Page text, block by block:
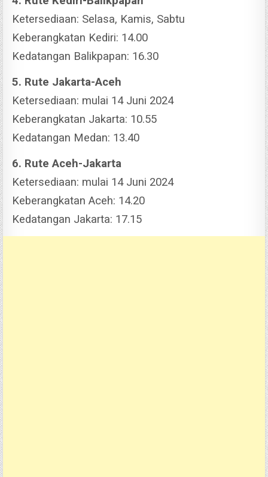
Ketersediaan: Selasa, Kamis, Sabtu
Keberangkatan Kediri: 14.00
Kedatangan Balikpapan: 16.30
5. Rute Jakarta-Aceh
Ketersediaan: mulai 14 Juni 2024
Keberangkatan Jakarta: 10.55
Kedatangan Medan: 13.40
6. Rute Aceh-Jakarta
Ketersediaan: mulai 14 Juni 2024
Keberangkatan Aceh: 14.20
Kedatangan Jakarta: 17.15